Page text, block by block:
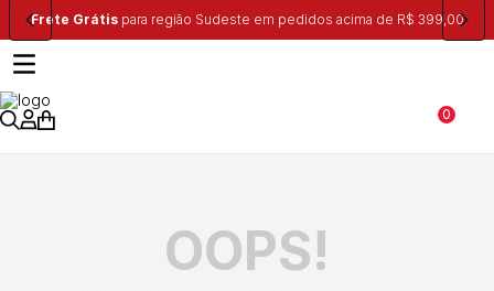
Frete Grátispara região Sudeste em pedidos acima de R$ 399,00
0
OOPS!